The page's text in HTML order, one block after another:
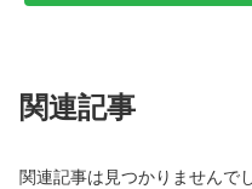
関連記事
関連記事は見つかりませんでし